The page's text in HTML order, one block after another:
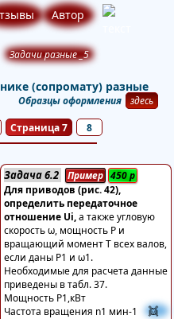
Автор
Задачи разные _5
(сопромату) разные
Образцы оформления
здесь
Страница 7 8
Задача 6.2 Пример 450р
Для приводов (рис. 42),
определить передаточное
отношение Ui,а также угловую
скорость ω, мощность Р и
вращающий момент Т всех валов,
если даны Р1 и ω1.
Необходимые для расчета данные
приведены в табл. 37.
Мощность Р1,кВт
Частота вращения n1 мин-1
👯